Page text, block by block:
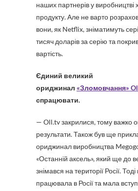
наших партнерів у виробництві
продукту. Але не варто
вони, як Netflix, зніматимуть
тисяч доларів за серію та
вартість.
Єдиний великий
ориджинал «Зломовчання»
спрацювати.
— Oll.tv закрилися, тому важко
результати. Також був ще
ориджинал виробництва
«Останній аксель», який ще до
знімався на території Росії.
працювала в Росії та мала